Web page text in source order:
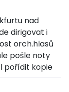
nad
dirigovat i
orch.hlasů
pošle noty
pořídit kopie